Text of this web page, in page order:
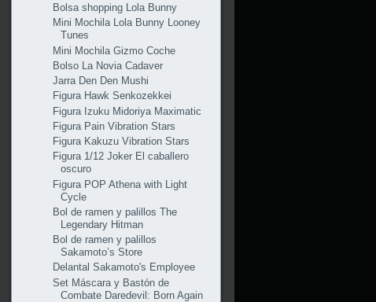
Bolsa shopping Lola Bunny
Mini Mochila Lola Bunny Looney
Tunes
Mini Mochila Gizmo Coche
Bolso La Novia Cadaver
Jarra Den Den Mushi
Figura Hawk Senkozekkei
Figura Izuku Midoriya Maximatic
Figura Pain Vibration Stars
Figura Kakuzu Vibration Stars
Figura 1/12 Joker El caballero
oscuro
Figura POP Athena with Light
Cycle
Bol de ramen y palillos The
Legendary Hitman
Bol de ramen y palillos
Sakamoto’s Store
Delantal Sakamoto's Employee
Set Máscara y Bastón de
Combate Daredevil: Born Again